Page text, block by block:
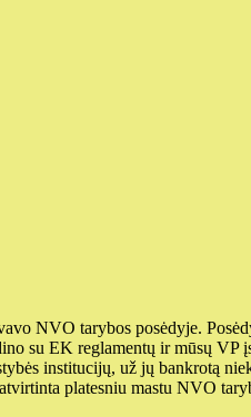
NVO tarybos posėdyje.
su EK reglamentų ir mūsų
institucijų, už jų bankrotą
platesniu mastu NVO